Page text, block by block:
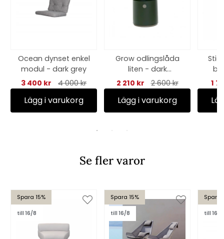
Ocean dynset enkel
modul - dark grey
3 400 kr
4 000 kr
Lägg i varukorg
Grow odlingslåda
liten - dark
green/taupe
2 210 kr 2 600 kr
Lägg i varukorg
1
Se fler varor
Spara 15%
till 16/8
Spara 15%
till 16/8
Spara
till 16/8